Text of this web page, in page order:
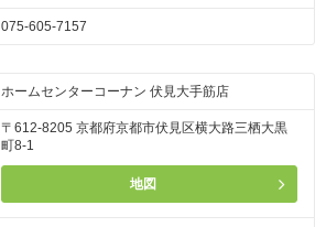
075-605-7157
ホームセンターコーナン 伏見大手筋店
〒612-8205 京都府京都市伏見区横大路三栖大黒
町8-1
地図